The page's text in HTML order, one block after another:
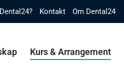
Kontakt Om Dental24
Kurs & Arrangement